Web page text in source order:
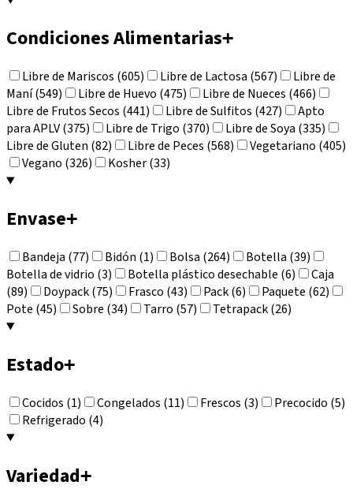
Condiciones Alimentarias+
Libre de Mariscos (605) Libre de Lactosa (567)
Libre de
Maní (549)
Libre de Huevo (475)
Libre de Nueces (466)
Libre de Frutos Secos (441)
Libre de Sulfitos (427)
Apto
para APLV (375)
Libre de Trigo (370)
Libre de Soya (335)
Libre de Gluten (82)
Libre de Peces (568)
Vegetariano (405)
Vegano (326)
Kosher (33)
Envase+
Bandeja (77) Bidón (1) Bolsa (264)
Botella (39)
Botella de vidrio (3)
Botella plástico desechable (6)
Caja
(89)
Doypack (75) Frasco (43) Pack (6)
Paquete (62)
Pote (45)
Sobre (34) Tarro (57) Tetrapack (26)
Estado+
Cocidos (1) Congelados (11) Frescos (3)
Precocido (5)
Refrigerado (4)
Variedad+